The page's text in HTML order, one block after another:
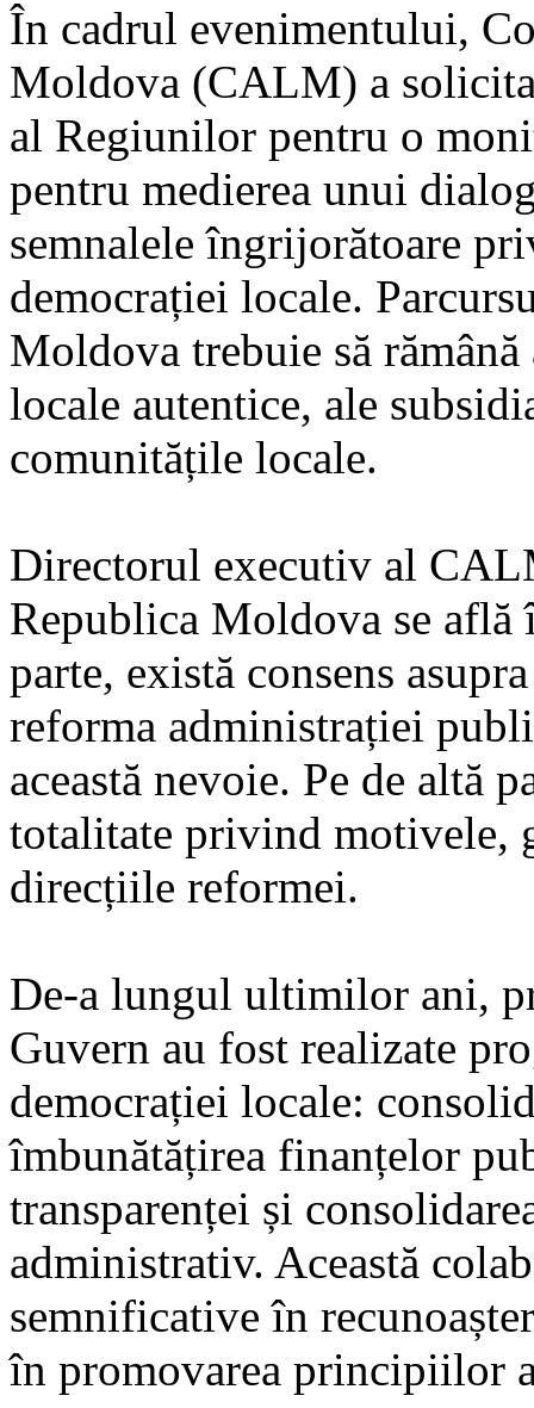
În cadrul evenimentului,
Moldova (CALM) a
al Regiunilor pentru o
pentru medierea unui
semnalele îngrijorătoare
democrației locale.
Moldova trebuie să
locale autentice, ale
comunitățile locale.
Directorul executiv al
Republica Moldova se află
parte, există consens
reforma administrației
această nevoie. Pe de altă
totalitate privind motivele,
direcțiile reformei.
De-a lungul ultimilor ani,
Guvern au fost realizate
democrației locale:
îmbunătățirea finanțelor
transparenței și
administrativ. Această
semnificative în
în promovarea principiilor